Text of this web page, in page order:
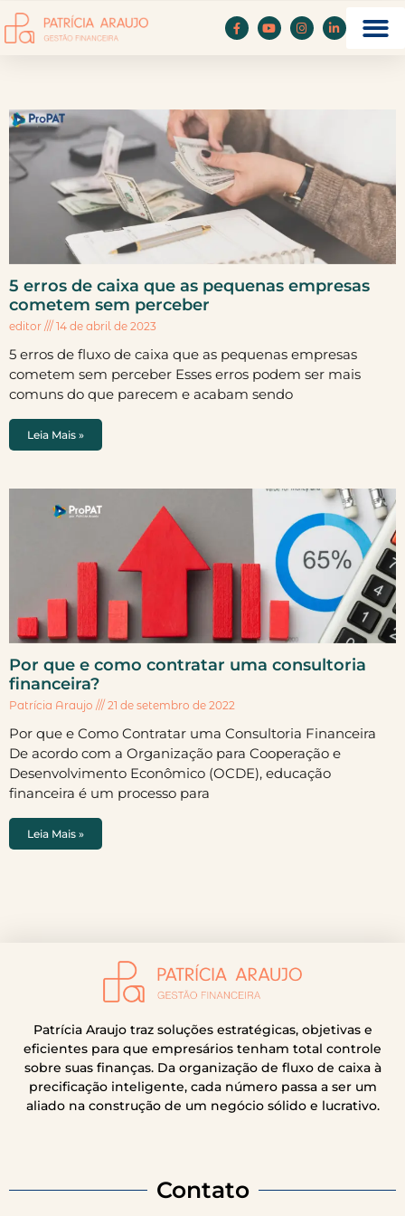
5 erros de caixa que as pequenas empresas
cometem sem perceber
editor 14 de abril de 2023
5 erros de fluxo de caixa que as pequenas empresas
cometem sem perceber Esses erros podem ser mais
comuns do que parecem e acabam sendo
Leia Mais »
Por que e como contratar uma consultoria
financeira?
Patrícia Araujo 21 de setembro de 2022
Por que e Como Contratar uma Consultoria Financeira
De acordo com a Organização para Cooperação e
Desenvolvimento Econômico (OCDE), educação
financeira é um processo para
Leia Mais »
Patrícia Araujo traz soluções estratégicas, objetivas e
eficientes para que empresários tenham total controle
sobre suas finanças. Da organização de fluxo de caixa à
precificação inteligente, cada número passa a ser um
aliado na construção de um negócio sólido e lucrativo.
Contato